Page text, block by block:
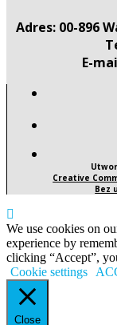
Adres: 00-896
E-
Creative
Bez
We use cookies on
experience by
clicking “Accept”,
Cookie settings
Close